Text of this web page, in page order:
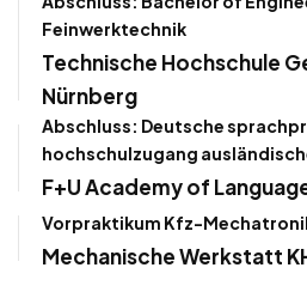
Feinwerktechnik
Technische Hochschule
Nürnberg
Abschluss: Deutsche
hochschulzugang
F+U Academy of
Vorpraktikum Kfz-
Mechanische Werkstatt